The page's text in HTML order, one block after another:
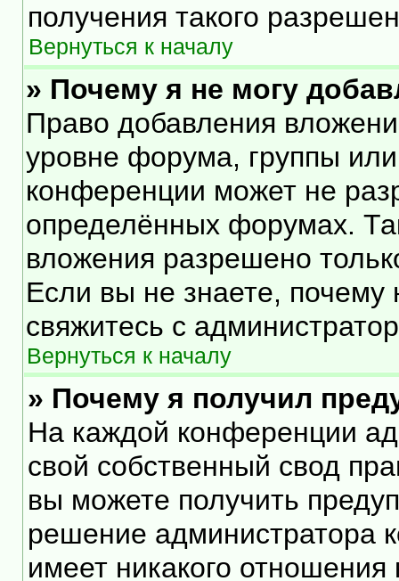
получения такого
Вернуться к началу
» Почему я не могу
Право добавления
уровне форума, группы
конференции может не
определённых форумах.
вложения разрешено
Если вы не знаете,
свяжитесь с
Вернуться к началу
» Почему я получил
На каждой конференции
свой собственный свод
вы можете получить
решение администратора
имеет никакого